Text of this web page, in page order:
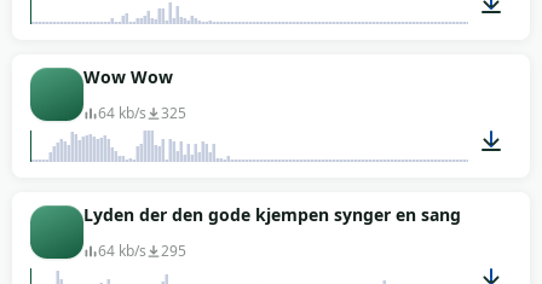
Wow Wow
64 kb/s 325
Lyden der den gode kjempen synger en sang
64 kb/s 295